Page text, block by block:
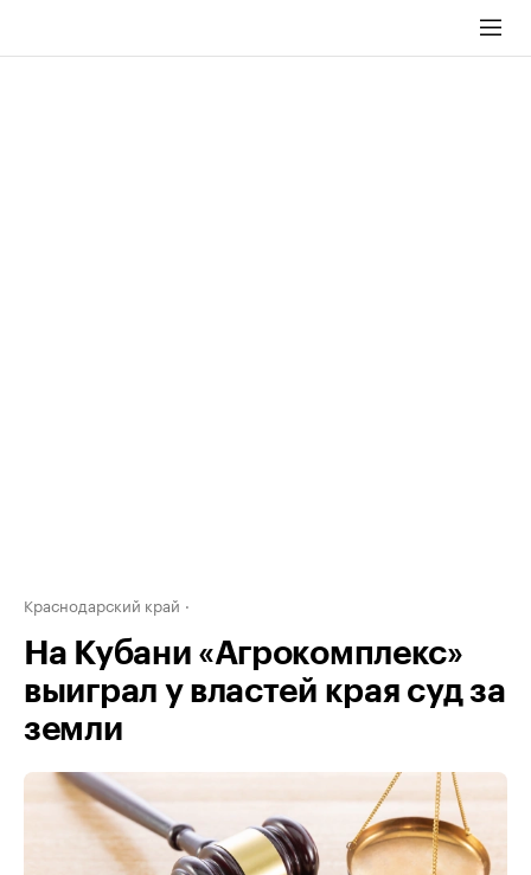
Краснодарский край
На Кубани «Агрокомплекс»
выиграл у властей края суд за
земли